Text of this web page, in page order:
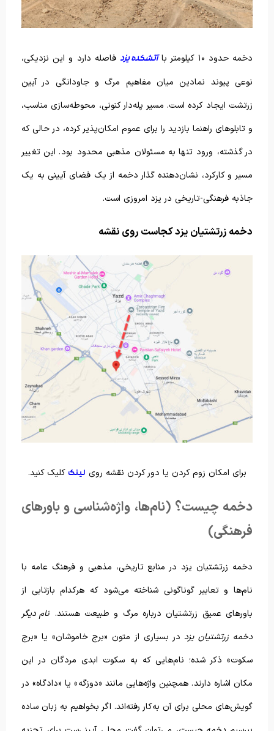
دخمه حدود ۱۰ کیلومتر با آتشکده یزد فاصله دارد و این نزدیکی،
نوعی پیوند نمادین میان مفاهیم مرگ و جاودانگی در آیین
زرتشت ایجاد کرده است. مسیر پله‌دار کنونی، محوطه‌سازی مناسب،
و تابلوهای راهنما بازدید را برای عموم امکان‌پذیر کرده، در حالی که
در گذشته، ورود تنها به مسئولان مذهبی محدود بود. این تغییر
مسیر و کارکرد، نشان‌دهنده گذار دخمه از یک فضای آیینی به یک
جاذبه فرهنگی-تاریخی در یزد امروزی است.
دخمه زرتشتیان یزد کجاست روی نقشه
برای امکان زوم کردن یا دور کردن نقشه روی لینک کلیک کنید.
دخمه چیست؟ (نام‌ها، واژه‌شناسی و باورهای
فرهنگی)
دخمه زرتشتیان یزد در منابع تاریخی، مذهبی و فرهنگ عامه با
نام‌ها و تعابیر گوناگونی شناخته می‌شود که هرکدام بازتابی از
باورهای عمیق زرتشتیان درباره مرگ و طبیعت هستند. نام دیگر
دخمه زرتشتیان یزد در بسیاری از متون «برج خاموشان» یا «برج
سکوت» ذکر شده؛ نام‌هایی که به سکوت ابدی مردگان در این
مکان اشاره دارند. همچنین واژه‌هایی مانند «دوزگه» یا «دادگاه» در
گویش‌های محلی برای آن به‌کار رفته‌اند. اگر بخواهیم به زبان ساده